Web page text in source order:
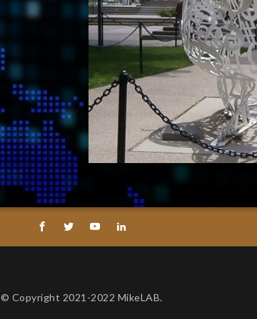
© Copyright 2021-2022 MikeLAB.